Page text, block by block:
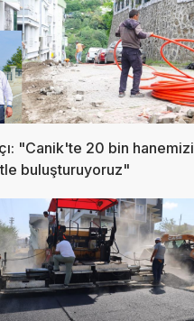
"Canik'te 20 bin
buluşturuyoruz"